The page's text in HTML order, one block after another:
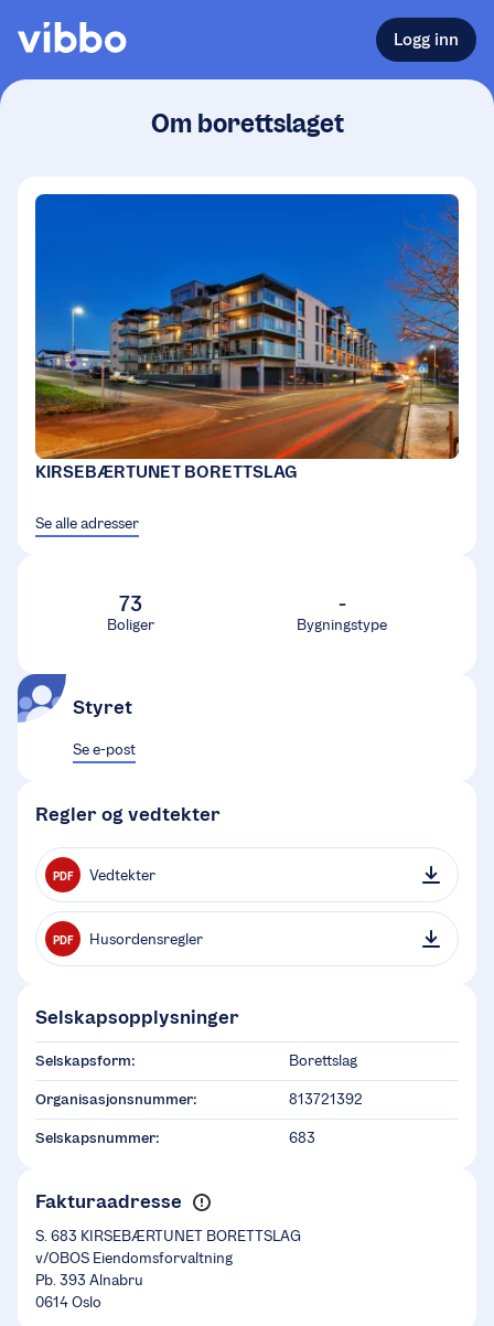
Logg inn
Om borettslaget
KIRSEBÆRTUNET BORETTSLAG
Se alle adresser
73
Boliger
-
Bygningstype
Styret
Se e-post
Regler og vedtekter
PDF Vedtekter
PDF Husordensregler
Selskapsopplysninger
Selskapsform: Borettslag
Organisasjonsnummer: 813721392
Selskapsnummer: 683
Fakturaadresse
S. 683 KIRSEBÆRTUNET BORETTSLAG
v/OBOS Eiendomsforvaltning
Pb. 393 Alnabru
0614 Oslo